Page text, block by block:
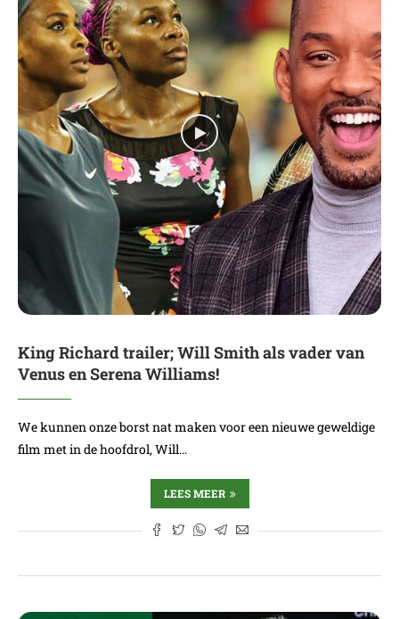
King Richard trailer; Will Smith als vader van
Venus en Serena Williams!
We kunnen onze borst nat maken voor een nieuwe geweldige
film met in de hoofdrol, Will…
LEES MEER